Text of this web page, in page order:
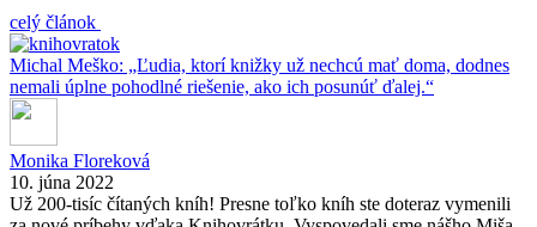
celý článok
Michal Meško: „Ľudia, ktorí knižky už nechcú mať doma, dodnes
nemali úplne pohodlné riešenie, ako ich posunúť ďalej.“
Monika Floreková
10. júna 2022
Už 200-tisíc čítaných kníh! Presne toľko kníh ste doteraz vymenili